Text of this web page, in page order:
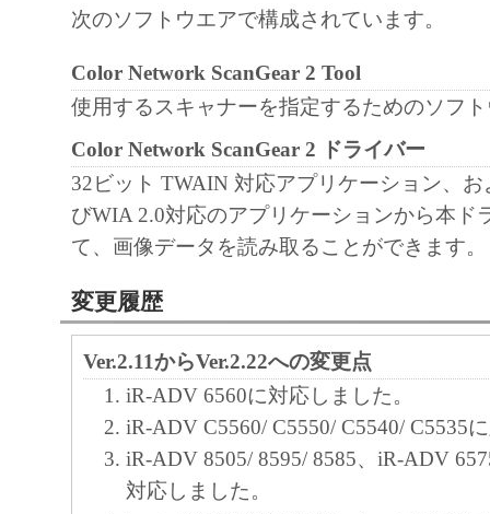
次のソフトウエアで構成されています。
Color Network ScanGear 2 Tool
使用するスキャナーを指定するためのソフ
Color Network ScanGear 2 ドライバー
32ビット TWAIN 対応アプリケーション、
びWIA 2.0対応のアプリケーションから本ド
て、画像データを読み取ることができます。
変更履歴
Ver.2.11からVer.2.22への変更点
iR-ADV 6560に対応しました。
iR-ADV C5560/ C5550/ C5540/ C5535
iR-ADV 8505/ 8595/ 8585、iR-ADV
対応しました。